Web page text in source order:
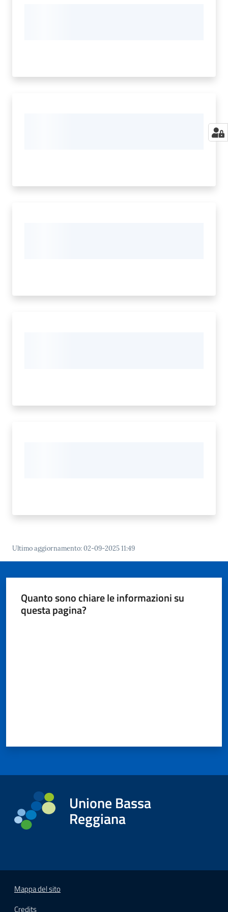
Ultimo aggiornamento:02-09-2025 11:49
Quanto sono chiare le informazioni su
questa pagina?
Unione Bassa
Reggiana
Mappa del sito
Credits